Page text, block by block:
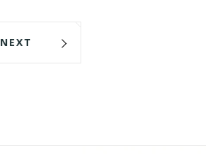
NEXT